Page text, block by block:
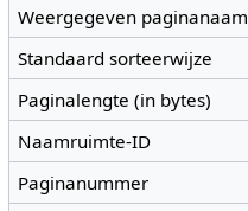
Weergegeven paginanaam
Standaard sorteerwijze
Paginalengte (in bytes)
Naamruimte-ID
Paginanummer